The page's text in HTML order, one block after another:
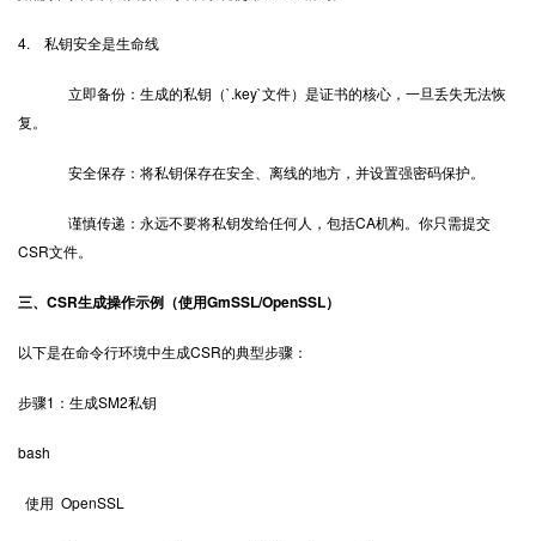
4. 私钥安全是生命线
立即备份：生成的私钥（`.key`文件）是证书的核心，一旦丢失无法恢
复。
安全保存：将私钥保存在安全、离线的地方，并设置强密码保护。
谨慎传递：永远不要将私钥发给任何人，包括CA机构。你只需提交
CSR文件。
三、CSR生成操作示例（使用GmSSL/OpenSSL）
以下是在命令行环境中生成CSR的典型步骤：
步骤1：生成SM2私钥
bash
使用 OpenSSL